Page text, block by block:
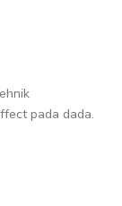
pada dada.